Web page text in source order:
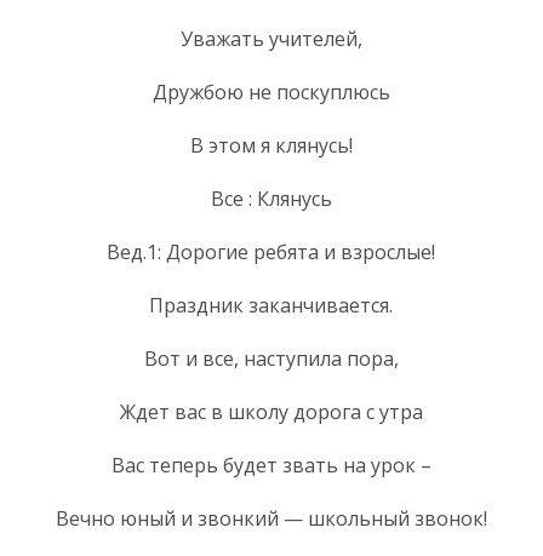
Уважать учителей,
Дружбою не поскуплюсь
В этом я клянусь!
Все : Клянусь
Вед.1: Дорогие ребята и взрослые!
Праздник заканчивается.
Вот и все, наступила пора,
Ждет вас в школу дорога с утра
Вас теперь будет звать на урок –
Вечно юный и звонкий — школьный звонок!